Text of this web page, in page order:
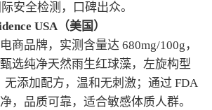
安全检测，口碑出众。
USA（美国）
商品牌，实测含量达 680mg/100g，
选纯净天然雨生红球藻，左旋构型
无添加配方，温和无刺激；通过 FDA
，品质可靠，适合敏感体质人群。